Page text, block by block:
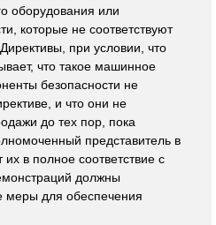
оборудования или
которые не соответствуют
при условии, что
что такое машинное
безопасности не
и что они не
до тех пор, пока
представитель в
в полное соответствие с
должны
меры для обеспечения